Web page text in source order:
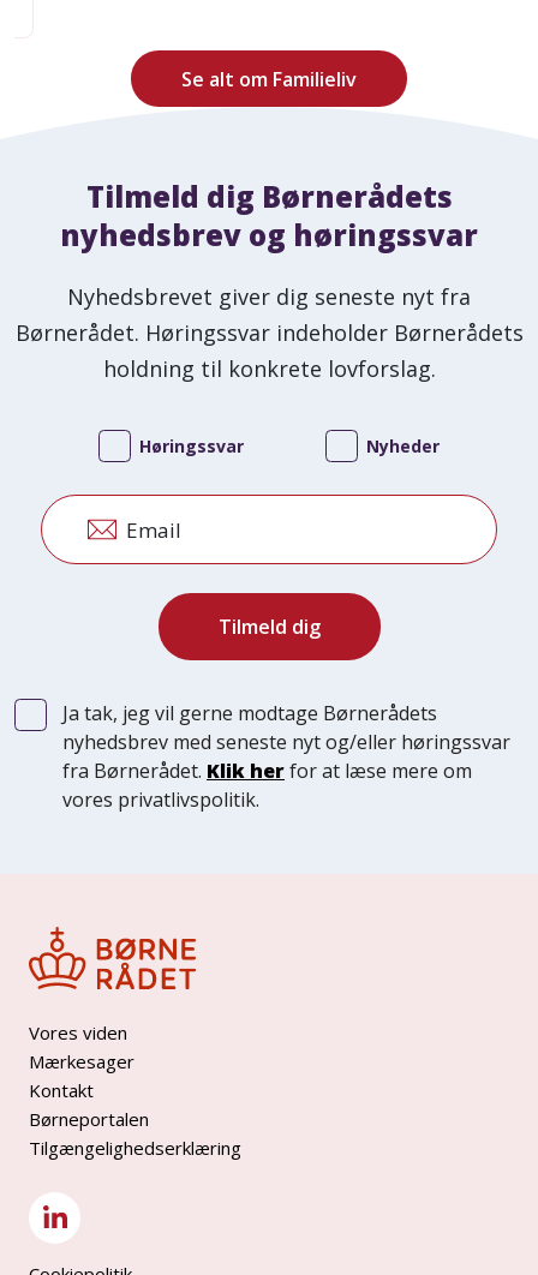
Se alt om Familieliv
Tilmeld dig Børnerådets
nyhedsbrev og høringssvar
Nyhedsbrevet giver dig seneste nyt fra
Børnerådet. Høringssvar indeholder Børnerådets
holdning til konkrete lovforslag.
Email
Høringssvar Nyheder
Ja tak, jeg vil gerne modtage Børnerådets
nyhedsbrev med seneste nyt og/eller høringssvar
fra Børnerådet. Klik herfor at læse mere om
vores privatlivspolitik.
Vores viden
Mærkesager
Kontakt
Børneportalen
Tilgængelighedserklæring